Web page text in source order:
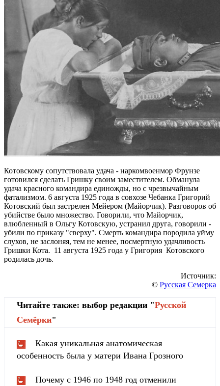
Котовскому сопутствовала удача - наркомвоенмор Фрунзе
готовился сделать Гришку своим заместителем. Обманула
удача красного командира единожды, но с чрезвычайным
фатализмом. 6 августа 1925 года в совхозе Чебанка Григорий
Котовский был застрелен Мейером (Майорчик). Разговоров об
убийстве было множество. Говорили, что Майорчик,
влюбленный в Ольгу Котовскую, устранил друга, говорили -
убили по приказу "сверху". Смерть командира породила уйму
слухов, не заслоняя, тем не менее, посмертную удачливость
Гришки Кота. 11 августа 1925 года у Григория Котовского
родилась дочь.
Источник:
© Русская Семерка
Читайте также: выбор редакции "Русской
Cемёрки"
Какая уникальная анатомическая
особенность была у матери Ивана Грозного
Почему с 1946 по 1948 год отменили